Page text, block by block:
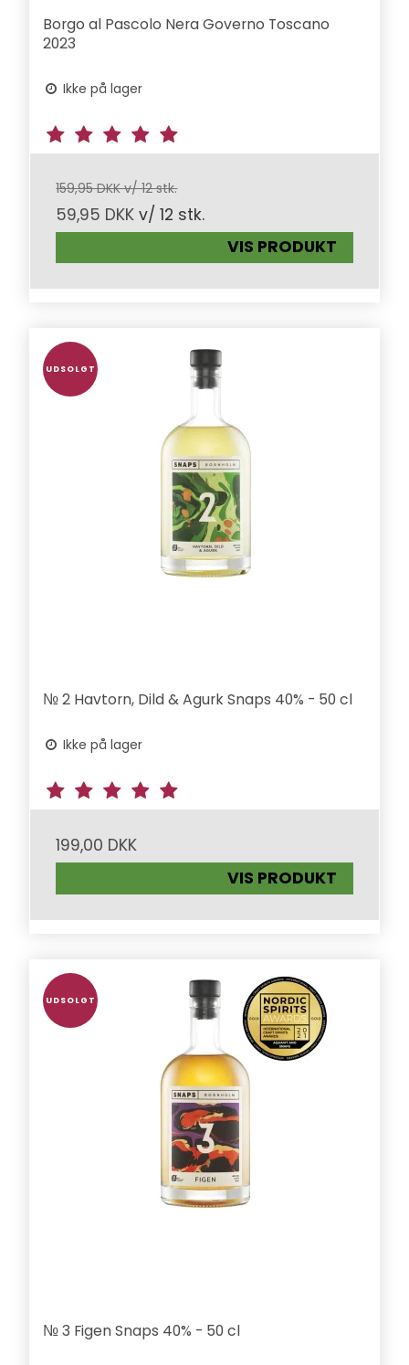
Borgo al Pascolo Nera Governo Toscano
2023
Ikke på lager
159,95 DKK v/ 12 stk.
59,95 DKK v/ 12 stk.
VIS PRODUKT
UDSOLGT
№ 2 Havtorn, Dild & Agurk Snaps 40% - 50 cl
Ikke på lager
199,00 DKK
VIS PRODUKT
UDSOLGT
№ 3 Figen Snaps 40% - 50 cl